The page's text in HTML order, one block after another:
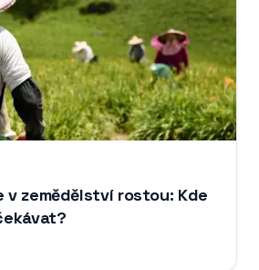
v zemědělství rostou: Kde